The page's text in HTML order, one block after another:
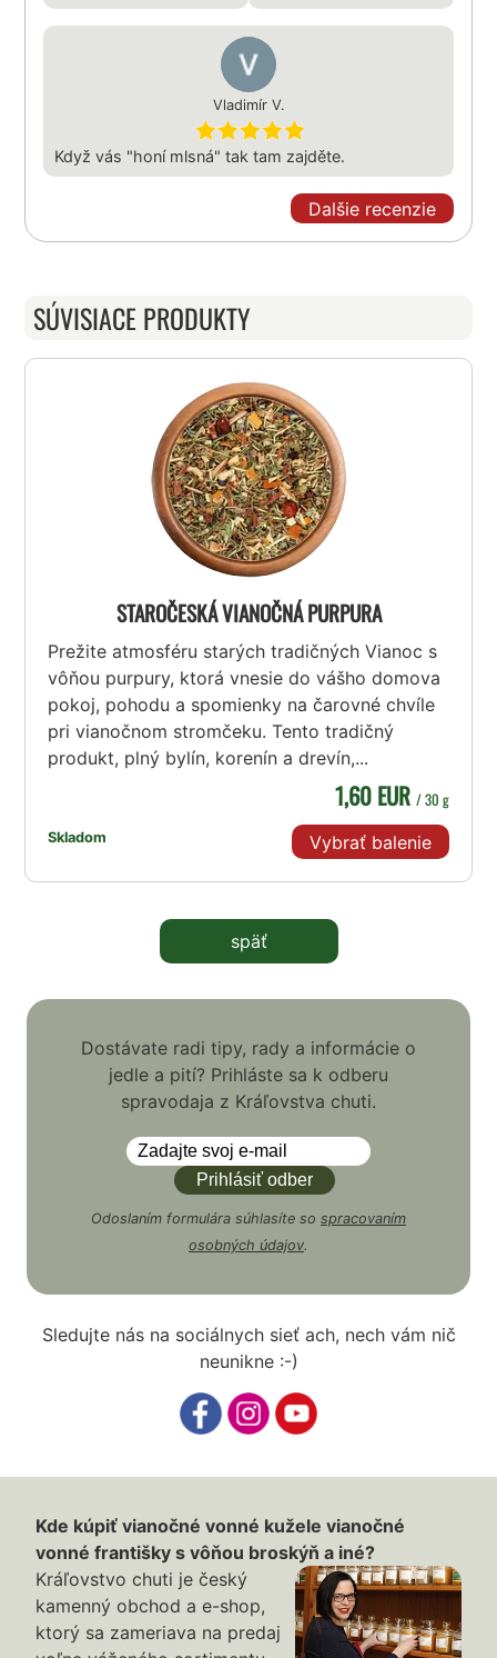
Vladimír V.
Když vás "honí mlsná" tak tam zajděte.
Dalšie recenzie
SÚVISIACE PRODUKTY
STAROČESKÁ VIANOČNÁ PURPURA
Prežite atmosféru starých tradičných Vianoc s
vôňou purpury, ktorá vnesie do vášho domova
pokoj, pohodu a spomienky na čarovné chvíle
pri vianočnom stromčeku. Tento tradičný
produkt, plný bylín, korenín a drevín,...
Skladom
1,60 EUR / 30 g
Vybrať balenie
späť
Dostávate radi tipy, rady a informácie o
jedle a pití? Prihláste sa k odberu
spravodaja z Kráľovstva chuti.
Odoslaním formulára súhlasíte so spracovaním
osobných údajov.
Sledujte nás na sociálnych sieť ach, nech vám nič
neunikne :-)
Kde kúpiť vianočné vonné kužele vianočné
vonné františky s vôňou broskýň a iné?
Kráľovstvo chuti je český
kamenný obchod a e-shop,
ktorý sa zameriava na predaj